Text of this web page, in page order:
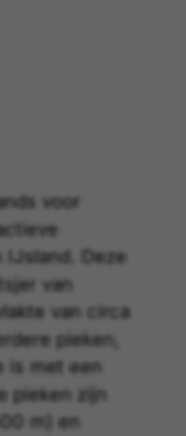
voor
IJsland. Deze
van
van circa
pieken,
is met een
pieken zijn
m) en